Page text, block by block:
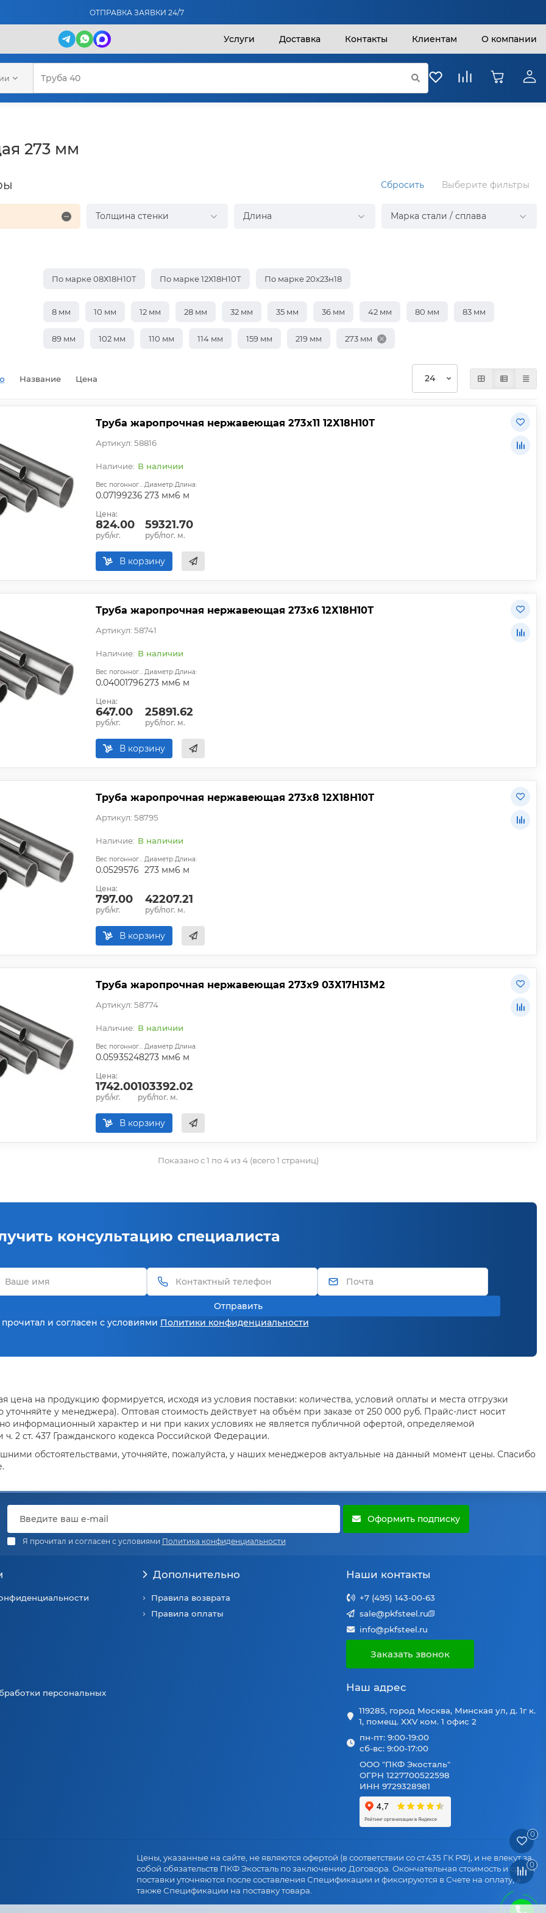
ОТПРАВКА ЗАЯВКИ 24/7
Услуги Доставка Контакты Клиентам О компании
273 мм
Сбросить Выберите фильтры
Толщина стенки Длина Марка стали / сплава
По марке 08Х18Н10Т По марке 12Х18Н10Т По марке 20х23н18
8 мм 10 мм 12 мм 28 мм 32 мм 35 мм 36 мм 42 мм 80 мм 83 мм
89 мм 102 мм 110 мм 114 мм 159 мм 219 мм 273 мм
Название Цена
Труба жаропрочная нержавеющая 273х11 12Х18Н10Т
Артикул: 58816
В наличии
Вес погонного метра, т.:
0.07199236
Диаметр:
273 мм
Длина:
6 м
Цена:
824.00
руб/кг.
59321.70
руб/пог. м.
В корзину
Труба жаропрочная нержавеющая 273х6 12Х18Н10Т
Артикул: 58741
В наличии
Вес погонного метра, т.:
0.04001796
Диаметр:
273 мм
Длина:
6 м
Цена:
647.00
руб/кг.
25891.62
руб/пог. м.
В корзину
Труба жаропрочная нержавеющая 273х8 12Х18Н10Т
Артикул: 58795
В наличии
Вес погонного метра, т.:
0.0529576
Диаметр:
273 мм
Длина:
6 м
Цена:
797.00
руб/кг.
42207.21
руб/пог. м.
В корзину
Труба жаропрочная нержавеющая 273х9 03Х17Н13М2
Артикул: 58774
В наличии
Вес погонного метра, т.:
0.05935248
Диаметр:
273 мм
Длина:
6 м
Цена:
1742.00
руб/кг.
103392.02
руб/пог. м.
В корзину
Показано с 1 по 4 из 4 (всего 1 страниц)
консультацию специалиста
Отправить
и согласен с условиями Политики конфиденциальности
цена на продукцию формируется, исходя из условия поставки: количества, условий оплаты и места отгрузки
у менеджера). Оптовая стоимость действует на объём при заказе от 250 000 руб. Прайс-лист носит
информационный характер и ни при каких условиях не является публичной офертой, определяемой
2 ст. 437 Гражданского кодекса Российской Федерации.
обстоятельствами, уточняйте, пожалуйста, у наших менеджеров актуальные на данный момент цены. Спасибо
Оформить подписку
Я прочитал и согласен с условиями Политика конфиденциальности
персональных
Дополнительно
Правила возврата
Правила оплаты
Наши контакты
+7 (495) 143-00-63
sale@pkfsteel.ru
info@pkfsteel.ru
Заказать звонок
Наш адрес
119285, город Москва, Минская ул, д. 1г к.
1, помещ. XXV ком. 1 офис 2
пн-пт: 9:00-19:00
сб-вс: 9:00-17:00
ООО "ПКФ Экосталь"
ОГРН 1227700522598
ИНН 9729328981
Цены, указанные на сайте, не являются офертой (в соответствии со ст.435 ГК РФ), и не влекут за
собой обязательств ПКФ Экосталь по заключению Договора. Окончательная стоимость и сроки
поставки уточняются после составления Спецификации и фиксируются в Счете на оплату, а
также Спецификации на поставку товара.
0
0